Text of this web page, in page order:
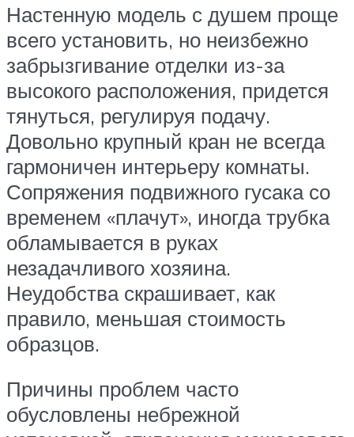
Настенную модель с душем проще
всего установить, но неизбежно
забрызгивание отделки из-за
высокого расположения, придется
тянуться, регулируя подачу.
Довольно крупный кран не всегда
гармоничен интерьеру комнаты.
Сопряжения подвижного гусака со
временем «плачут», иногда трубка
обламывается в руках
незадачливого хозяина.
Неудобства скрашивает, как
правило, меньшая стоимость
образцов.
Причины проблем часто
обусловлены небрежной